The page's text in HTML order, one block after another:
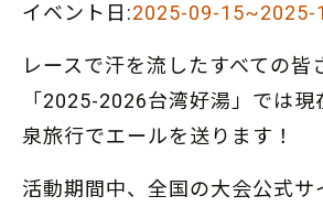
イベント日:2025-09-15~2025-
レースで汗を流したすべての皆
「2025-2026台湾好湯」では
泉旅行でエールを送ります！
活動期間中、全国の大会公式サ